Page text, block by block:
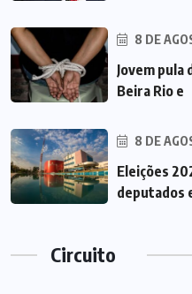
8 DE
Jovem pula
Beira Rio e
8 DE
Eleições
deputados
Circuito